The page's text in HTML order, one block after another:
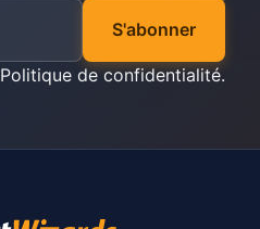
S'abonner
Politique de confidentialité.